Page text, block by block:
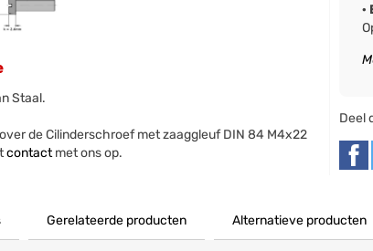
Staal.
de Cilinderschroef met zaaggleuf DIN 84 M4x22
contactmet ons op.
·
Deel
Gerelateerde producten Alternatieve producten